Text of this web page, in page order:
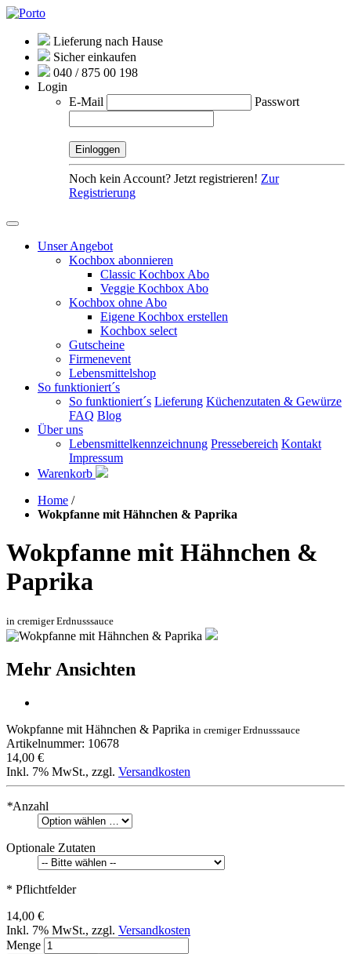
Lieferung nach Hause
Sicher einkaufen
040 / 875 00 198
Login
E-Mail
Passwort
Noch kein Account? Jetzt registrieren! Zur
Registrierung
Unser Angebot
Kochbox abonnieren
Classic Kochbox Abo
Veggie Kochbox Abo
Kochbox ohne Abo
Eigene Kochbox erstellen
Kochbox select
Gutscheine
Firmenevent
Lebensmittelshop
So funktioniert´s
So funktioniert´s Lieferung Küchenzutaten & Gewürze
FAQ Blog
Über uns
Lebensmittelkennzeichnung Pressebereich Kontakt
Impressum
Warenkorb
Home /
Wokpfanne mit Hähnchen & Paprika
Wokpfanne mit Hähnchen &
Paprika
in cremiger Erdnusssauce
Mehr Ansichten
Wokpfanne mit Hähnchen & Paprika in cremiger Erdnusssauce
Artikelnummer: 10678
14,00 €
Inkl. 7% MwSt., zzgl. Versandkosten
*Anzahl
Optionale Zutaten
* Pflichtfelder
14,00 €
Inkl. 7% MwSt., zzgl. Versandkosten
Menge